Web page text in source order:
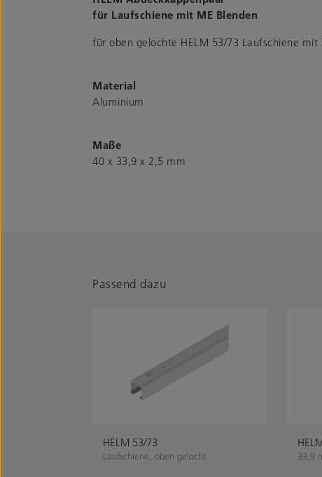
für Laufschiene mit ME Blenden
für oben gelochte HELM 53/73 Laufschiene
Material
Aluminium
Maße
40 x 33,9 x 2,5 mm
Passend dazu
HELM 53/73
Laufschiene, oben gelocht 33,9